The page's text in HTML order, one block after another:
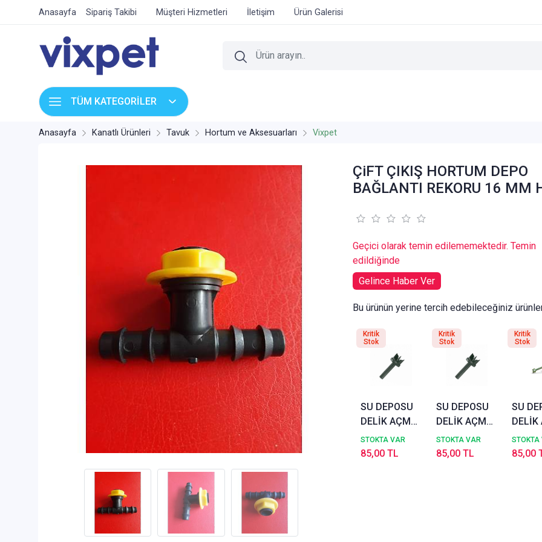
Anasayfa Sipariş Takibi Müşteri Hizmetleri İletişim Ürün Galerisi
TÜM KATEGORİLER
Anasayfa Kanatlı Ürünleri Tavuk Hortum ve Aksesuarları Vixpet
ÇiFT ÇIKIŞ HORTUM DEPO
BAĞLANTI REKORU 16 MM
Geçici olarak temin edilememektedir. Temin
edildiğinde
Gelince Haber Ver
Bu ürünün yerine tercih edebileceğiniz
SU DEPOSU
DELİK AÇMA
MATKAP UCU
(HR2 REKOR)
STOKTA VAR
85,00 TL
Kritik
Stok
SU DEPOSU
DELİK AÇMA
MATKAP UCU
(HR1 REKOR)
STOKTA VAR
85,00 TL
Kritik
Stok
SU
DELİK
(HR1
STOKTA
85,00
Kritik
Stok